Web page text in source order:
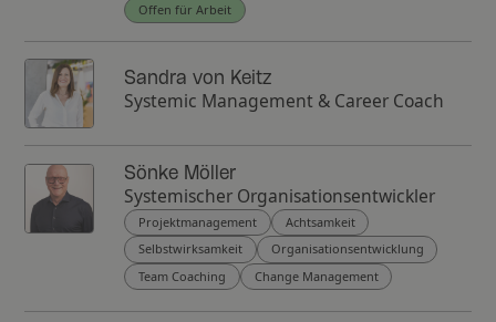
Offen für Arbeit
Sandra von Keitz
Systemic Management & Career Coach
Sönke Möller
Systemischer Organisationsentwickler
Projektmanagement
Achtsamkeit
Selbstwirksamkeit
Organisationsentwicklung
Team Coaching
Change Management